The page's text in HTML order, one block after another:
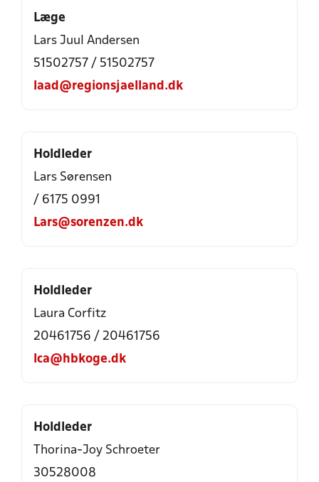
Læge
Lars Juul Andersen
51502757 / 51502757
laad@regionsjaelland.dk
Holdleder
Lars Sørensen
/ 6175 0991
Lars@sorenzen.dk
Holdleder
Laura Corfitz
20461756 / 20461756
lca@hbkoge.dk
Holdleder
Thorina-Joy Schroeter
30528008